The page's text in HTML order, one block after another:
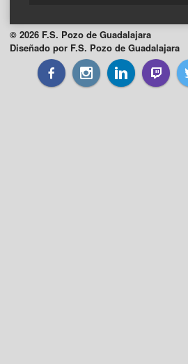
© 2026 F.S. Pozo de Guadalajara
Diseñado por F.S. Pozo de Guadalajara